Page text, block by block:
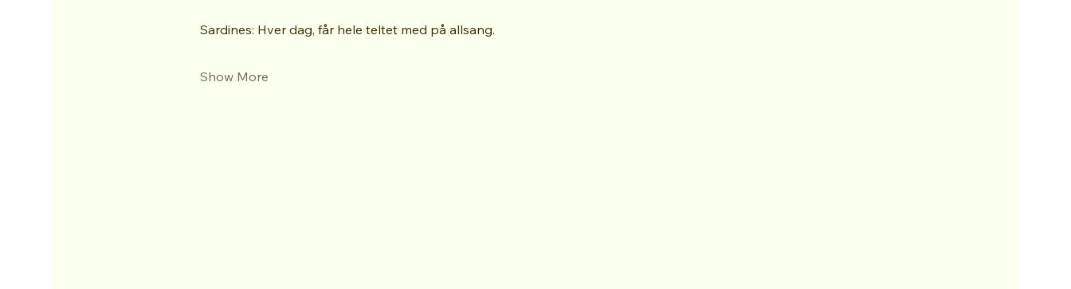
Sardines: Hver dag, får hele teltet med på allsang.
Show More